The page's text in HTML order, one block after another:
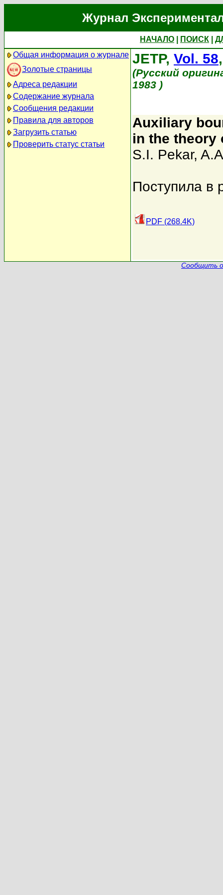
Журнал
НАЧАЛО ПОИСК
Общая информация о журнале
Золотые страницы
Адреса редакции
Содержание журнала
Сообщения редакции
Правила для авторов
Загрузить статью
Проверить статус статьи
JETP, Vol. 58
(Русский
1983 )
Auxiliary
in the theory
S.I. Pekar,
Поступила в
PDF (268.4K)
Сообщить о